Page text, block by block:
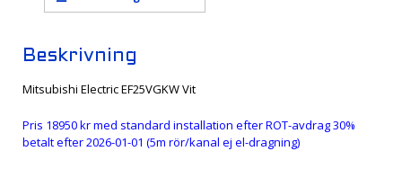
Beskrivning
Mitsubishi Electric EF25VGKW Vit
Pris 18950 kr med standard installation efter ROT-avdrag 30%
betalt efter 2026-01-01 (5m rör/kanal ej el-dragning)